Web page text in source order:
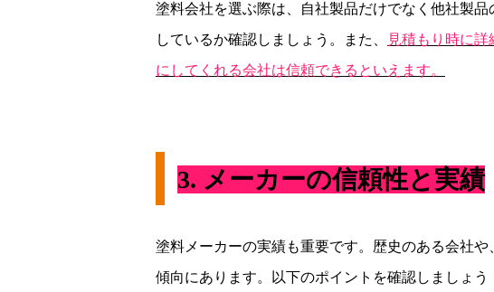
塗料会社を選ぶ際は、自社製品だけでなく他社製
しているか確認しましょう。また、
見積もり時に
にしてくれる会社は信頼できるといえます。
3. メーカーの信頼性と実績
塗料メーカーの実績も重要です。歴史のある会社
傾向にあります。以下のポイントを確認しましょう